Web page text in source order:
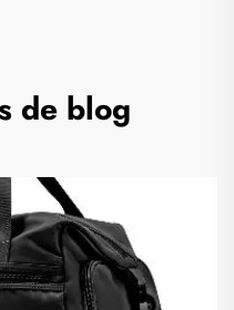
de blog